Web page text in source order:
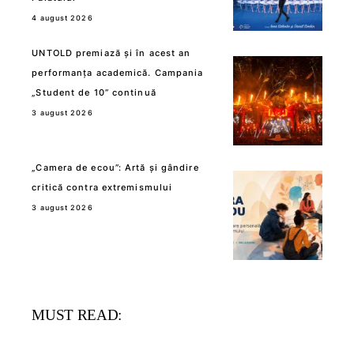
4 august 2026
UNTOLD premiază și în acest an
performanța academică. Campania
„Student de 10” continuă
3 august 2026
„Camera de ecou”: Artă și gândire
critică contra extremismului
3 august 2026
MUST READ: